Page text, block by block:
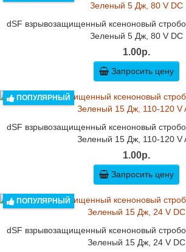
dSF взрывозащищенный ксеноновый
Зеленый 5 Дж, 80 V DC
1.00р.
Запросить цену
ПОПУЛЯРНЫЙ
dSF взрывозащищенный ксеноновый
Зеленый 15 Дж, 110-120 V
1.00р.
Запросить цену
ПОПУЛЯРНЫЙ
dSF взрывозащищенный ксеноновый
Зеленый 15 Дж, 24 V DC